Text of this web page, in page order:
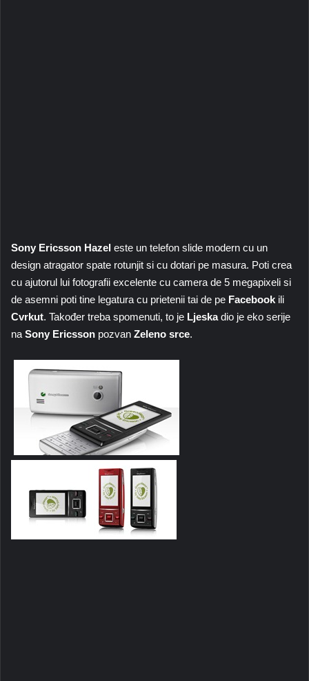
Sony Ericsson Hazel este un telefon slide modern cu un
design atragator spate rotunjit si cu dotari pe masura. Poti crea
cu ajutorul lui fotografii excelente cu camera de 5 megapixeli si
de asemni poti tine legatura cu prietenii tai de pe Facebook ili
Cvrkut. Također treba spomenuti, to je Ljeskadio je eko serije
na Sony Ericsson pozvan Zeleno srce.